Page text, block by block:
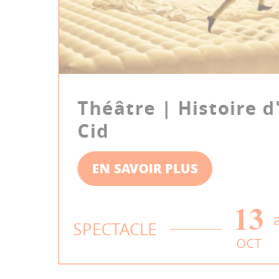
Théâtre | Histoire
Cid
EN SAVOIR PLUS
SPECTACLE 13
OCT